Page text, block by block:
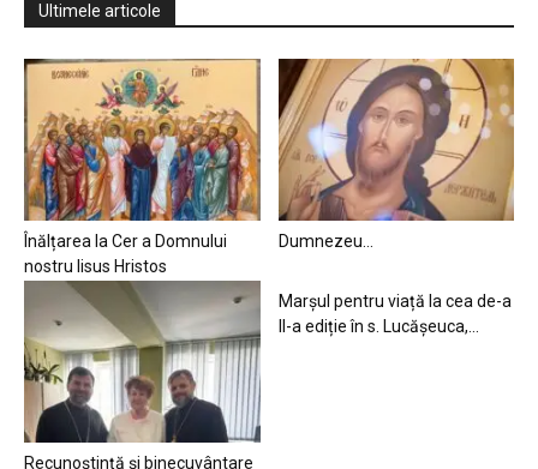
Ultimele articole
Înălțarea la Cer a Domnului
nostru Iisus Hristos
Dumnezeu…
Recunoștință și binecuvântare
Marșul pentru viață la cea de-a
II-a ediție în s. Lucășeuca,...